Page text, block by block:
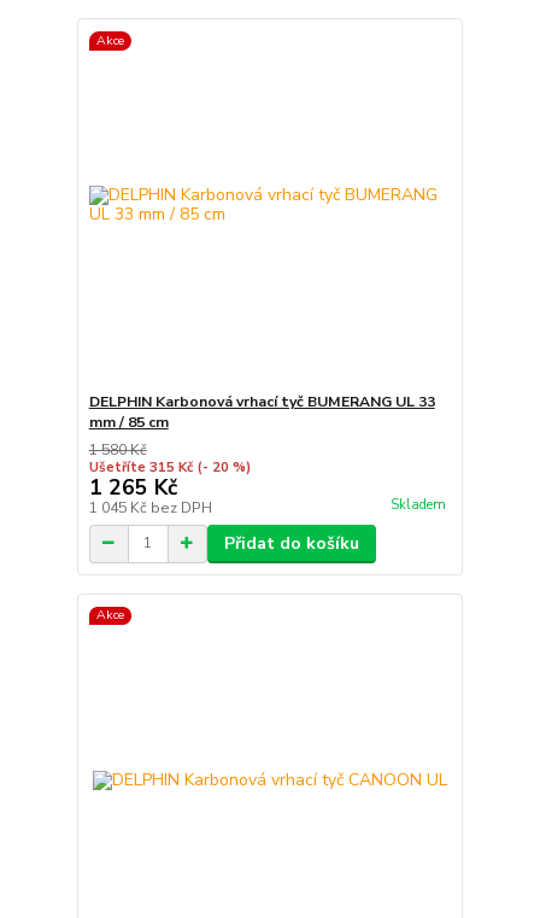
Akce
DELPHIN Karbonová vrhací tyč BUMERANG UL 33
mm / 85 cm
1 580 Kč
Ušetříte 315 Kč (- 20 %)
1 265 Kč
1 045 Kč bez DPH Skladem
Přidat do košíku
Akce